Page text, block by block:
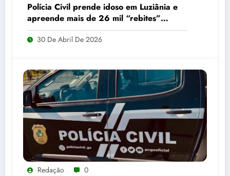
Polícia Civil prende idoso em Luziânia e
apreende mais de 26 mil “rebites”
destinados a caminhoneiros
30 De Abril De 2026
Redação 0